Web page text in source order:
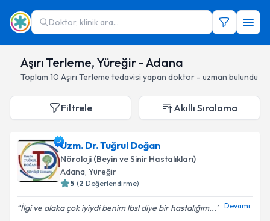
Doktor, klinik ara...
Aşırı Terleme, Yüreğir - Adana
Toplam 10 Aşırı Terleme tedavisi yapan doktor - uzman bulundu
Filtrele Akıllı Sıralama
Uzm. Dr. Tuğrul Doğan
Nöroloji (Beyin ve Sinir Hastalıkları)
Adana, Yüreğir
5 (2 Değerlendirme)
İlgi ve alaka çok iyiydi benim lbsl diye bir hastalığım... Devamı